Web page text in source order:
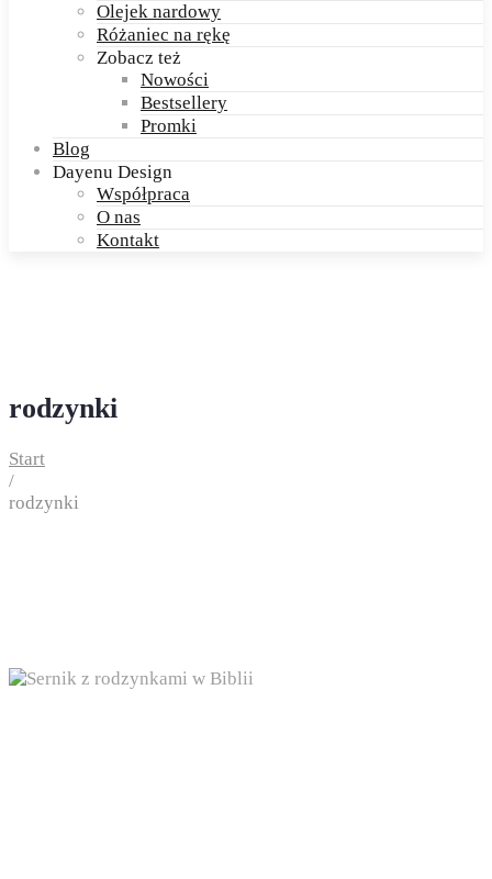
Olejek nardowy
Różaniec na rękę
Zobacz też
Nowości
Bestsellery
Promki
Blog
Dayenu Design
Współpraca
O nas
Kontakt
rodzynki
Start
/
rodzynki